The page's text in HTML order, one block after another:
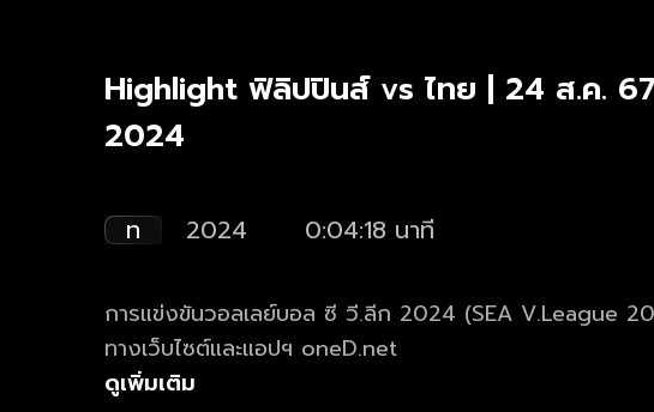
Highlight ฟิลิปปินส์ vs ไทย | 24 ส.ค.
2024
ท 2024 0:04:18 นาที
การแข่งขันวอลเลย์บอล ซี วี.ลีก 2024 (SEA V.League
ทางเว็บไซต์และแอปฯ oneD.net
ดูเพิ่มเติม